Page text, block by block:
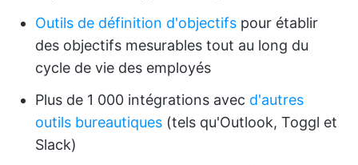
Outils de définition d'objectifs pour établir
des objectifs mesurables tout au long du
cycle de vie des employés
Plus de 1 000 intégrations avec d'autres
outils bureautiques (tels qu'Outlook, Toggl et
Slack)